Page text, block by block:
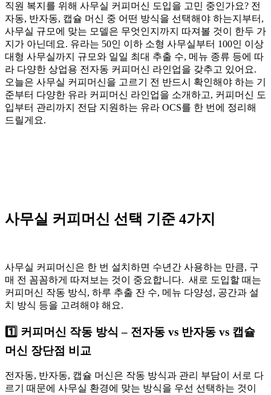
직원 복지를 위해 사무실 커피머신 도입을 고민 중인가요? 전
자동, 반자동, 캡슐 머신 중 어떤 방식을 선택해야 하는지부터,
사무실 규모에 맞는 모델은 무엇인지까지 따져볼 것이 한두 가
지가 아닌데요. 유라는 50인 이하 소형 사무실부터 100인 이상
대형 사무실까지 규모와 일일 최대 추출 수, 메뉴 종류 등에 따
라 다양한 상업용 전자동 커피머신 라인업을 갖추고 있어요.
오늘은 사무실 커피머신을 고르기 전 반드시 확인해야 하는 기
준부터 다양한 유라 커피머신 라인업을 소개하고, 커피머신 도
입부터 관리까지 전담 지원하는 유라 OCS를 한 번에 정리해
드릴게요.
사무실 커피머신 선택 기준 4가지
사무실 커피머신은 한 번 설치하면 수년간 사용하는 만큼, 구
매 전 꼼꼼하게 따져보는 것이 중요합니다. 새로 도입할 때는
커피머신 작동 방식, 하루 추출 잔 수, 메뉴 다양성, 공간과 설
치 방식 등을 고려해야 해요.
1️⃣ 커피머신 작동 방식 – 전자동 vs 반자동 vs 캡슐
머신 장단점 비교
전자동, 반자동, 캡슐 머신은 작동 방식과 관리 부담이 서로 다
르기 때문에 사무실 환경에 맞는 방식을 우선 선택하는 것이